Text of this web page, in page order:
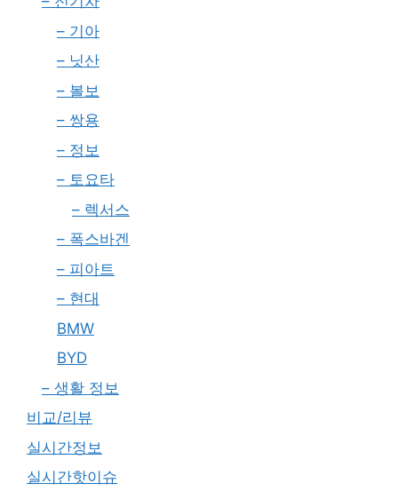
– 기아
– 닛산
– 볼보
– 쌍용
– 정보
– 토요타
– 렉서스
– 폭스바겐
– 피아트
– 현대
BMW
BYD
– 생활 정보
비교/리뷰
실시간정보
실시간핫이슈